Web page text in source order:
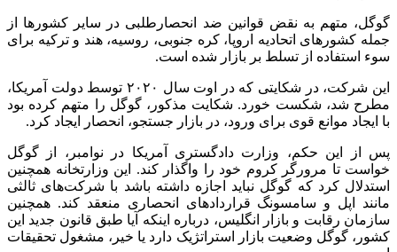
گوگل، متهم به نقض قوانین ضد انحصارطلبی در سایر کشورها از
جمله کشورهای اتحادیه اروپا، کره جنوبی، روسیه، هند و ترکیه برای
سوء استفاده از تسلط بر بازار شده است.
این شرکت، در شکایتی که در اوت سال ۲۰۲۰ توسط دولت آمریکا،
مطرح شد، شکست خورد. شکایت مذکور، گوگل را متهم کرده بود
با ایجاد موانع قوی برای ورود، در بازار جستجو، انحصار ایجاد کرد.
پس از این حکم، وزارت دادگستری آمریکا در نوامبر، از گوگل
خواست تا مرورگر کروم خود را واگذار کند. این وزارتخانه همچنین
استدلال کرد که گوگل نباید اجازه داشته باشد با شرکت‌های ثالثی
مانند اپل و سامسونگ قراردادهای انحصاری منعقد کند. همچنین
سازمان رقابت و بازار انگلیس، درباره اینکه آیا طبق قانون جدید این
کشور، گوگل وضعیت بازار استراتژیک دارد یا خیر، مشغول تحقیقات